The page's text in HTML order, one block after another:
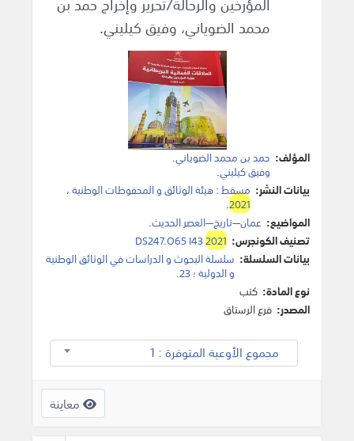
محمد الضوياني، وفيق كيليني.
المؤلف: حمد بن محمد الضوياني.
وفيق كيليني.
بيانات النشر: مسقط:هيئة الوثائق و المحفوظات الوطنية،
2021
.
المواضيع: عمان—تاريخ—العصر الحديث.
تصنيف الكونجرس:
DS247.O65 I432021
بيانات السلسلة: سلسلة البحوث و الدراسات في الوثائق الوطنية
و الدولية ؛ 23‎.
نوع المادة: كتب
المصدر: فرع الرستاق
مجموع الأوعية المتوفرة : 1
معاينة